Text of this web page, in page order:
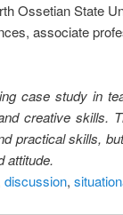
Ossetian State
associate
case study in
creative skills.
practical skills,
attitude.
discussion,